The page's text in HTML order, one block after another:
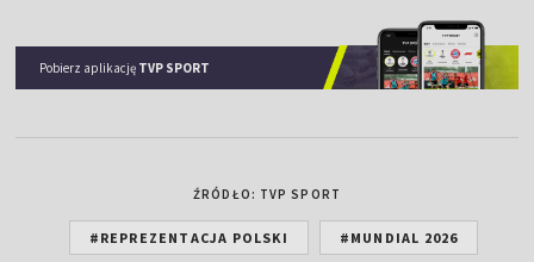
Pobierz aplikację TVP SPORT
ŹRÓDŁO: TVP SPORT
#REPREZENTACJA POLSKI #MUNDIAL 2026